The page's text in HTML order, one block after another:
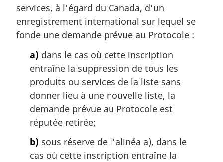
i
n
a
services, à l’égard du Canada, d’un
enregistrement international sur lequel se
fonde une demande prévue au Protocole :
a) dans le cas où cette inscription
entraîne la suppression de tous les
produits ou services de la liste sans
donner lieu à une nouvelle liste, la
demande prévue au Protocole est
réputée retirée;
b) sous réserve de l’alinéa a), dans le
cas où cette inscription entraîne la